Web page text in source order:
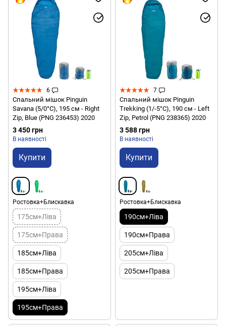
6
Спальний мішок Pinguin
Savana (5/0°C), 195 см - Right
Zip, Blue (PNG 236453) 2020
3 450 грн
В наявності
Купити
Ростовка+Блискавка
175см+Ліва
175см+Права
185см+Ліва
185см+Права
195см+Ліва
195см+Права
7
Спальний мішок Pinguin
Trekking (1/-5°C), 190 см - Left
Zip, Petrol (PNG 238365) 2020
3 588 грн
В наявності
Купити
Ростовка+Блискавка
190см+Ліва
190см+Права
205см+Ліва
205см+Права